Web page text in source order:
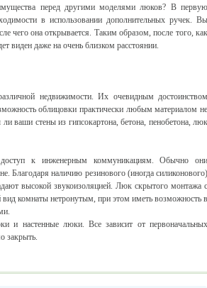
перед другими моделями люков? В первую
в использовании дополнительных ручек. Вы
чего она открывается. Таким образом, после того, как
виден даже на очень близком расстоянии.
недвижимости. Их очевидным достоинством
облицовки практически любым материалом не
ваши стены из гипсокартона, бетона, пенобетона, люк
к инженерным коммуникациям. Обычно они
Благодаря наличию резинового (иногда силиконового)
высокой звукоизоляцией. Люк скрытого монтажа с
комнаты нетронутым, при этом иметь возможность в
и настенные люки. Все зависит от первоначальных
закрыть.